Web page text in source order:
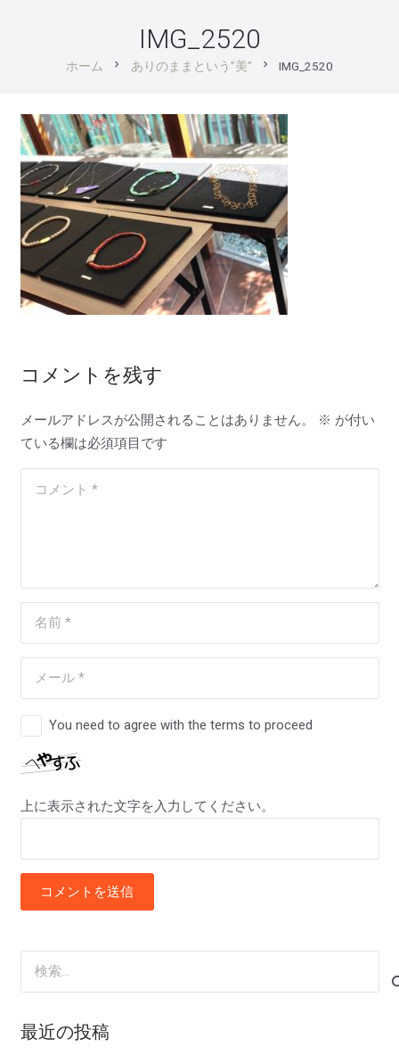
IMG_2520
ホーム chevron_right ありのままという”美” chevron_right IMG_2520
コメントを残す
メールアドレスが公開されることはありません。 ※ が付い
ている欄は必須項目です
You need to agree with the terms to proceed
上に表示された文字を入力してください。
コメントを送信
最近の投稿